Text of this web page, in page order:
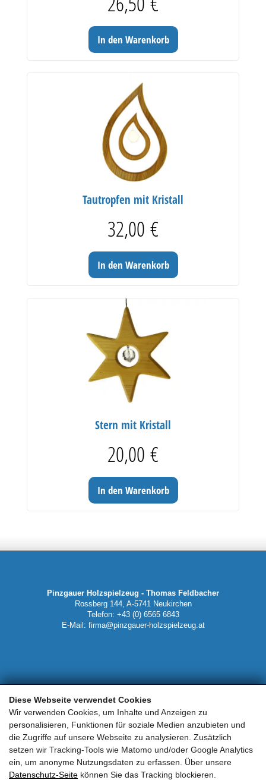
Diese Webseite verwendet Cookies
Wir verwenden Cookies, um Inhalte und Anzeigen zu
personalisieren, Funktionen für soziale Medien anzubieten und
die Zugriffe auf unsere Webseite zu analysieren. Zusätzlich
setzen wir Tracking-Tools wie Matomo und/oder Google Analytics
ein, um anonyme Nutzungsdaten zu erfassen. Über unsere
Datenschutz-Seite können Sie das Tracking blockieren.
In den Warenkorb
Tautropfen mit Kristall
32,00 €
In den Warenkorb
Stern mit Kristall
20,00 €
In den Warenkorb
Pinzgauer Holzspielzeug - Thomas Feldbacher
Rossberg 144, A-5741 Neukirchen
Telefon: +43 (0) 6565 6843
E-Mail: firma@pinzgauer-holzspielzeug.at
Mein Konto
Zahlungsarten
Versandkosten